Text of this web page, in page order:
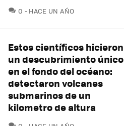
0 COMENTARIOS
HACE UN AÑO
Estos científicos hicieron
un descubrimiento único
en el fondo del océano:
detectaron volcanes
submarinos de un
kilometro de altura